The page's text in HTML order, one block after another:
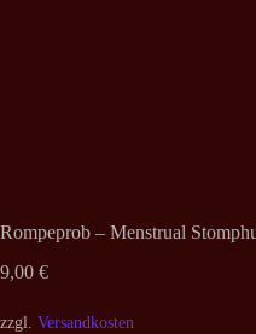
Rompeprob – Menstrual
9,00 €
zzgl. Versandkosten